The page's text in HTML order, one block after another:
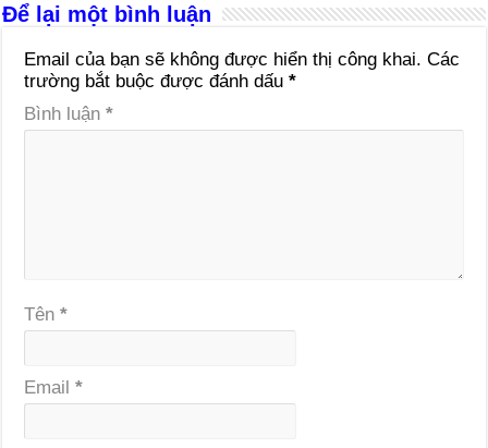
Để lại một bình luận
Email của bạn sẽ không được hiển thị công khai. Các
trường bắt buộc được đánh dấu*
Bình luận*
Tên*
Email*